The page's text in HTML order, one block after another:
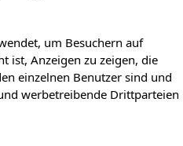
um Besuchern auf
ist, Anzeigen zu zeigen, die
einzelnen Benutzer sind und
werbetreibende Drittparteien